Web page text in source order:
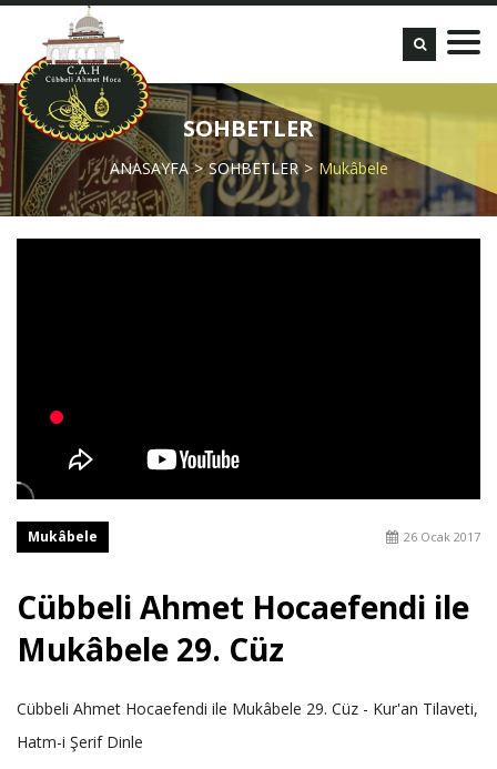
SOHBETLER
ANASAYFA SOHBETLER Mukâbele
Mukâbele 26 Ocak 2017
Cübbeli Ahmet Hocaefendi ile
Mukâbele 29. Cüz
Cübbeli Ahmet Hocaefendi ile Mukâbele 29. Cüz - Kur'an Tilaveti,
Hatm-i Şerif Dinle